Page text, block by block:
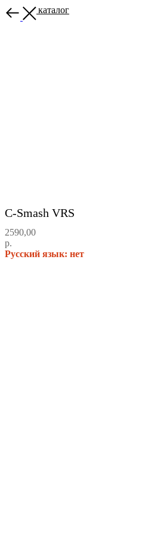
Назад в каталог
C-Smash VRS
2590,00
р.
Русский язык: нет